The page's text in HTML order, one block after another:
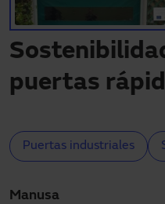
puertas
Puertas industriales
Manusa